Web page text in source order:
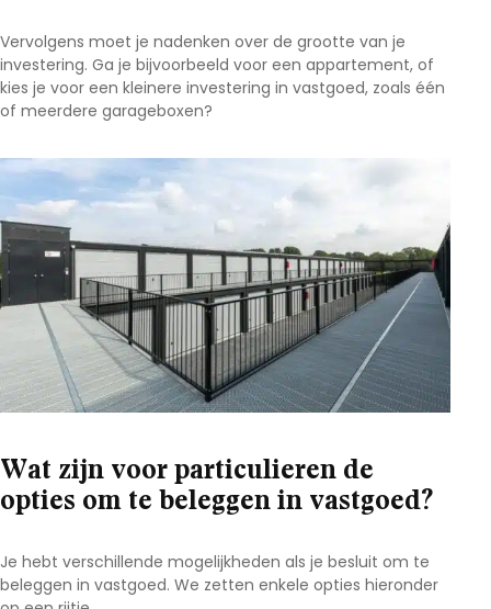
Vervolgens moet je nadenken over de grootte van je
investering. Ga je bijvoorbeeld voor een appartement, of
kies je voor een kleinere investering in vastgoed, zoals één
of meerdere garageboxen?
Wat zijn voor particulieren de
opties om te beleggen in vastgoed?
Je hebt verschillende mogelijkheden als je besluit om te
beleggen in vastgoed. We zetten enkele opties hieronder